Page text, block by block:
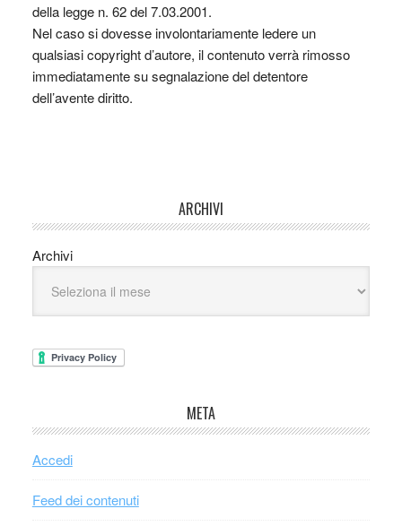
della legge n. 62 del 7.03.2001.
Nel caso si dovesse involontariamente ledere un
qualsiasi copyright d’autore, il contenuto verrà rimosso
immediatamente su segnalazione del detentore
dell’avente diritto.
ARCHIVI
Archivi
META
Accedi
Feed dei contenuti